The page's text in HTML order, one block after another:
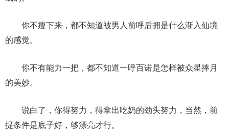
你不瘦下来，都不知道被男人前呼后拥是什么渐入仙境
的感觉。
你不有能力一把，都不知道一呼百诺是怎样被众星捧月
的美妙。
说白了，你得努力，得拿出吃奶的劲头努力，当然，前
提条件是底子好，够漂亮才行。